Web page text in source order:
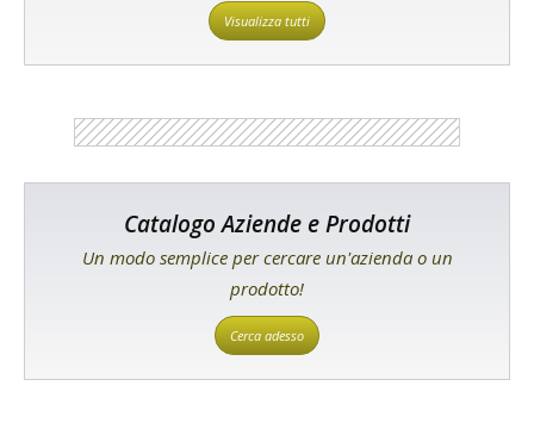
Visualizza tutti
Catalogo Aziende e Prodotti
Un modo semplice per cercare un'azienda o un
prodotto!
Cerca adesso